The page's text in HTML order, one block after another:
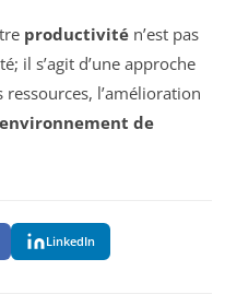
productivité n’est pas
il s’agit d’une approche
l’amélioration
environnement de
LinkedIn